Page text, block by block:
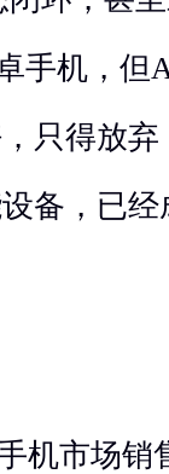
手机，但
只得放弃
备，已
市场销